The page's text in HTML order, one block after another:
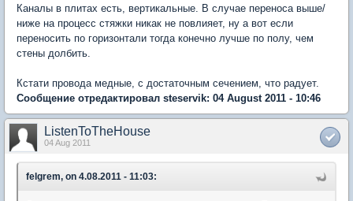
Каналы в плитах есть, вертикальные. В случае переноса выше/
ниже на процесс стяжки никак не повлияет, ну а вот если
переносить по горизонтали тогда конечно лучше по полу, чем
стены долбить.
Кстати провода медные, с достаточным сечением, что радует.
Сообщение отредактировал steservik: 04 August 2011 - 10:46
ListenToTheHouse
04 Aug 2011
felgrem, on 4.08.2011 - 11:03: